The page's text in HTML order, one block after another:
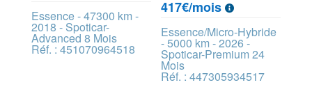
Essence - 47300 km -
2018 - Spoticar-
Advanced 8 Mois
Réf. : 451070964518
417€/mois
Essence/Micro-Hybride
- 5000 km - 2026 -
Spoticar-Premium 24
Mois
Réf. : 447305934517